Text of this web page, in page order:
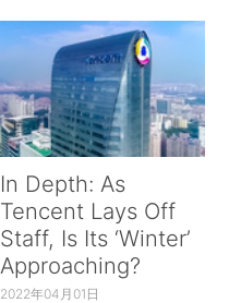
In Depth: As
Tencent Lays Off
Staff, Is Its ‘Winter’
Approaching?
2022年04月01日